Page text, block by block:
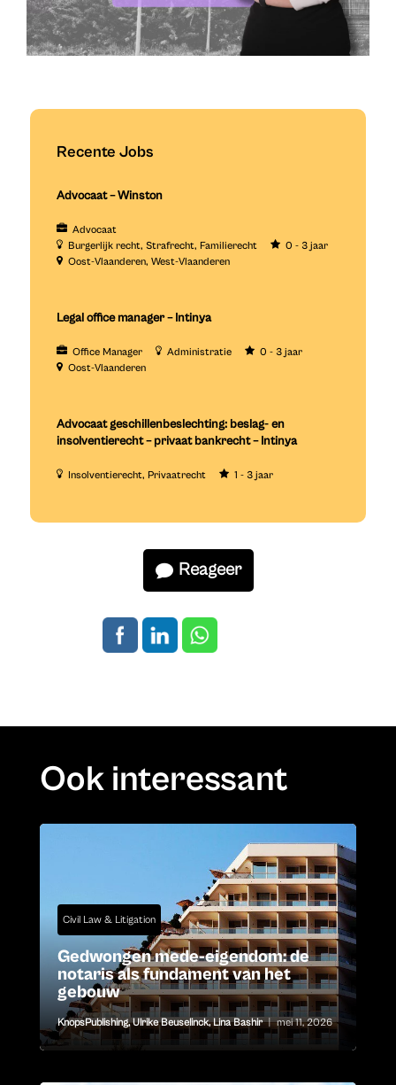
Recente Jobs
Advocaat – Winston
Advocaat
Burgerlijk recht Strafrecht Familierecht
0 - 3 jaar
Oost-Vlaanderen West-Vlaanderen
Legal office manager – Intinya
Office Manager Administratie
0 - 3 jaar
Oost-Vlaanderen
Advocaat geschillenbeslechting: beslag- en
insolventierecht – privaat bankrecht – Intinya
Insolventierecht Privaatrecht 1 - 3 jaar
Reageer
Ook interessant
Civil Law & Litigation
Gedwongen mede-eigendom: de
notaris als fundament van het
gebouw
KnopsPublishing,Ulrike Beuselinck,Lina Bashir | mei 11, 2026